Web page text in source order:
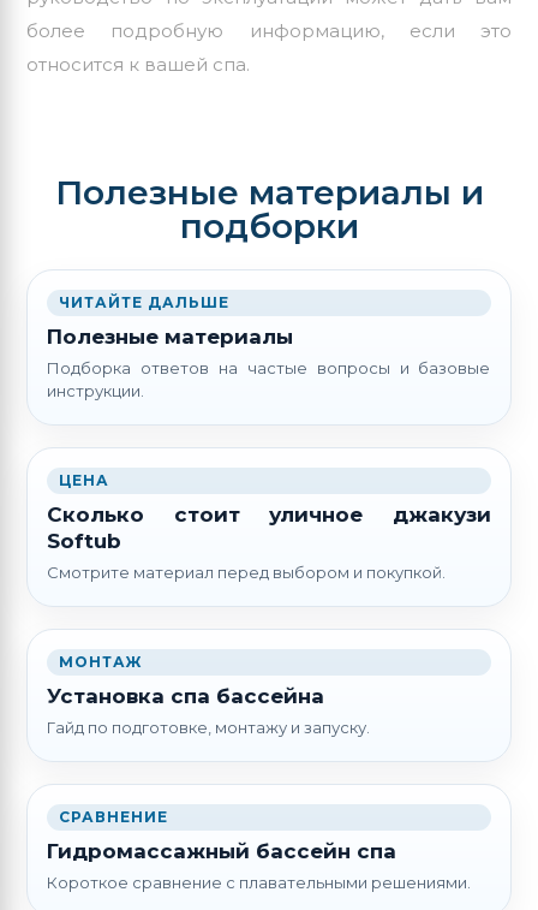
более подробную информацию, если это
относится к вашей спа.
Полезные материалы и
подборки
ЧИТАЙТЕ ДАЛЬШЕ
Полезные материалы
Подборка ответов на частые вопросы и базовые
инструкции.
ЦЕНА
Сколько стоит уличное джакузи
Softub
Смотрите материал перед выбором и покупкой.
МОНТАЖ
Установка спа бассейна
Гайд по подготовке, монтажу и запуску.
СРАВНЕНИЕ
Гидромассажный бассейн спа
Короткое сравнение с плавательными решениями.